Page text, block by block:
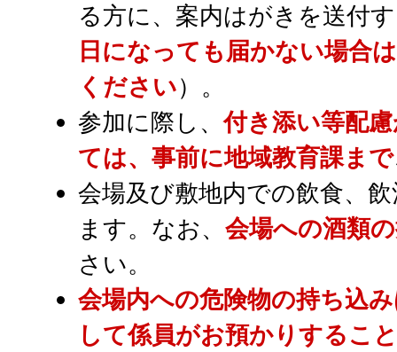
る方に、案内はがきを送付
日になっても届かない場合
ください）。
参加に際し、付き添い等配
ては、事前に地域教育課まで
会場及び敷地内での飲食、
ます。なお、会場への酒類
さい。
会場内への危険物の持ち込
して係員がお預かりするこ